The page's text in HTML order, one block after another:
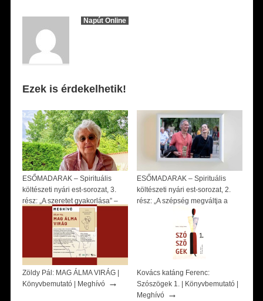
Napút Online
Ezek is érdekelhetik!
ESŐMADARAK – Spirituális
költészeti nyári est-sorozat, 3.
rész: „A szeretet gyakorlása” –
szvámí Tírtha Fekete könyve –
Beszélgetés Ősz Szabó Évával |
→
ESŐMADARAK – Spirituális
költészeti nyári est-sorozat, 2.
rész: „A szépség megváltja a
világot” – beszélgetés Huszárik
Katával és Jász Attilával |
→
Zöldy Pál: MAG ÁLMA VIRÁG |
Könyvbemutató | Meghívó→
Kovács katáng Ferenc:
Szószögek 1. | Könyvbemutató |
Meghívó→